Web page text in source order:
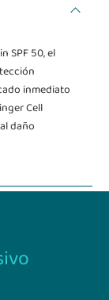
SPF 50, el
inmediato
Cell
daño